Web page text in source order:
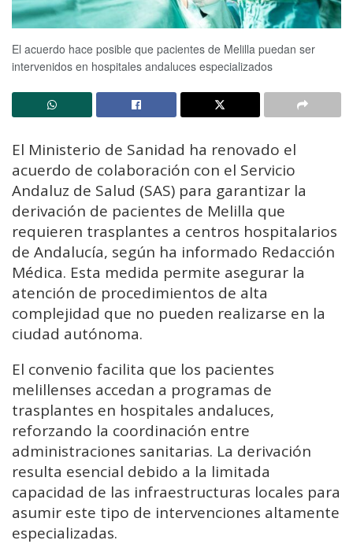
El acuerdo hace posible que pacientes de Melilla puedan ser
intervenidos en hospitales andaluces especializados
El Ministerio de Sanidad ha renovado el
acuerdo de colaboración con el Servicio
Andaluz de Salud (SAS) para garantizar la
derivación de pacientes de Melilla que
requieren trasplantes a centros hospitalarios
de Andalucía, según ha informado Redacción
Médica. Esta medida permite asegurar la
atención de procedimientos de alta
complejidad que no pueden realizarse en la
ciudad autónoma.
El convenio facilita que los pacientes
melillenses accedan a programas de
trasplantes en hospitales andaluces,
reforzando la coordinación entre
administraciones sanitarias. La derivación
resulta esencial debido a la limitada
capacidad de las infraestructuras locales para
asumir este tipo de intervenciones altamente
especializadas.